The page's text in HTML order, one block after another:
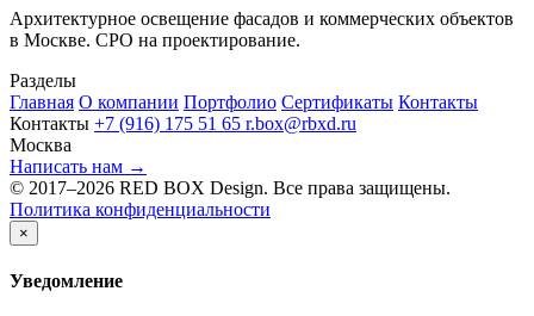
Архитектурное освещение фасадов и коммерческих объектов
в Москве. СРО на проектирование.
Разделы
Главная О компании Портфолио Сертификаты Контакты
Контакты +7 (916) 175 51 65 r.box@rbxd.ru
Москва
Написать нам →
© 2017–2026 RED BOX Design. Все права защищены.
Политика конфиденциальности
×
Уведомление